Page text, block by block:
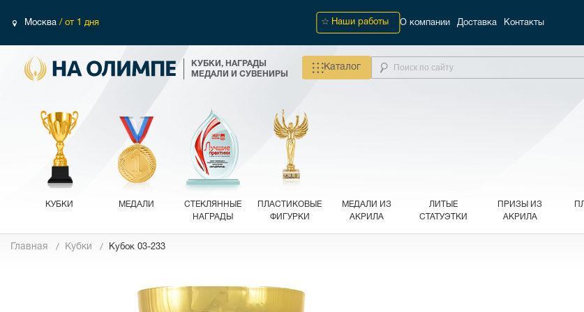
Москва / от 1 дня Наши работы О компании Доставка Контакты
КУБКИ, НАГРАДЫ
МЕДАЛИ И СУВЕНИРЫ
Каталог
КУБКИ МЕДАЛИ
СТЕКЛЯННЫЕ
НАГРАДЫ
ПЛАСТИКОВЫЕ
ФИГУРКИ
МЕДАЛИ ИЗ
АКРИЛА
ЛИТЫЕ
СТАТУЭТКИ
ПРИЗЫ ИЗ
АКРИЛА
Главная Кубки Кубок 03-233